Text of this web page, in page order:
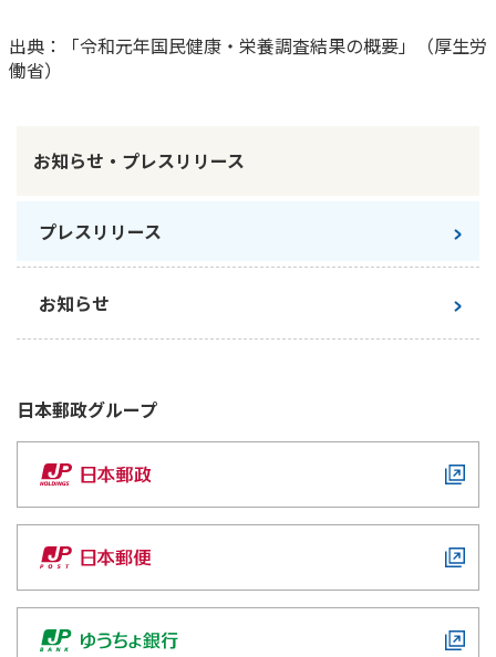
出典：「令和元年国民健康・栄養調査結果の概要」（厚生労
働省）
お知らせ・プレスリリース
プレスリリース
お知らせ
日本郵政グループ